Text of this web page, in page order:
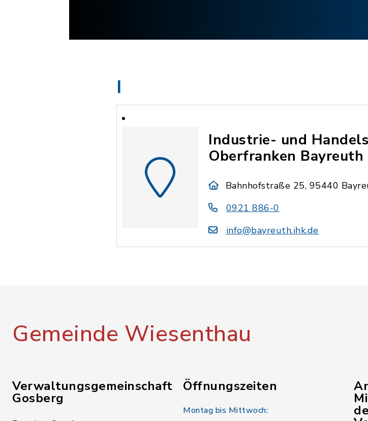
I
Industrie- und
Oberfranken Bayreuth
Bahnhofstraße 25, 95440
0921 886-0
info@bayreuth.ihk.de
Gemeinde Wiesenthau
Verwaltungsgemeinschaft
Gosberg
Öffnungszeiten
Montag bis Mittwoch: